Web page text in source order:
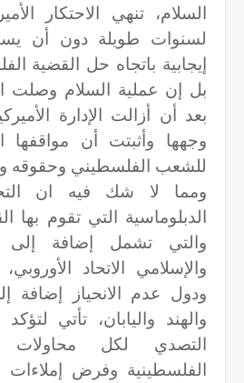
السلام، تنهي الاحتكار
لسنوات طويلة دون أن
إيجابية باتجاه حل القضية
بل إن عملية السلام
بعد أن أزالت الإدارة
وجهها وأثبتت أن مواقفها
للشعب الفلسطيني وحقوقه
ومما لا شك فيه ان
الدبلوماسية التي تقوم بها
والتي تشمل إضافة إلى
والإسلامي الاتحاد الأوروبي،
ودول عدم الانحياز إضافة
والهند واليابان، تأتي
التصدي لكل محاولات
الفلسطينية وفرض إملاءات